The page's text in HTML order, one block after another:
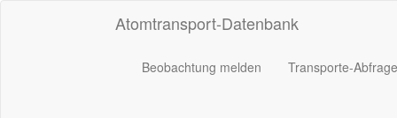
Atomtransport-Datenbank
Beobachtung melden Transporte-Abfrage